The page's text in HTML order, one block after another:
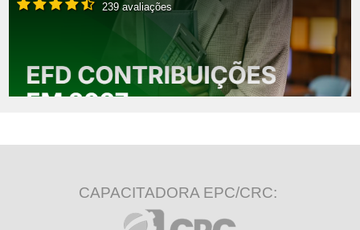
239 avaliações
CAPACITADORA EPC/CRC: